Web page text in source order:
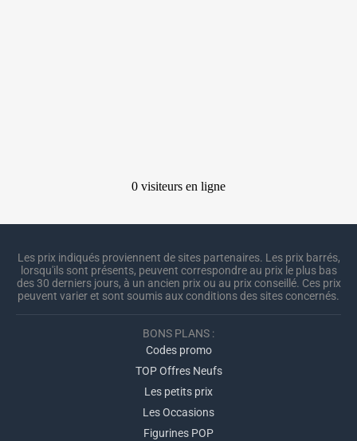
Les prix indiqués proviennent de sites partenaires. Les prix barrés,
lorsqu'ils sont présents, peuvent correspondre au prix le plus bas
des 30 derniers jours, à un ancien prix ou au prix conseillé. Ces prix
peuvent varier et sont soumis aux conditions des sites concernés.
BONS PLANS :
Codes promo
TOP Offres Neufs
Les petits prix
Les Occasions
Figurines POP